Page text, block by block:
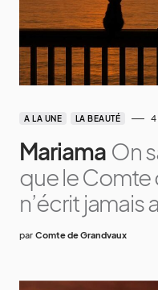
A LA UNE LA BEAUTÉ 4
Mariama On
que le Comte
n’écrit jamais
par Comte de Grandvaux